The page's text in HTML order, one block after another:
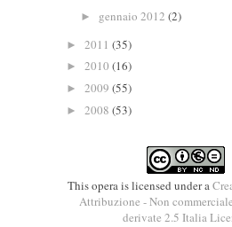
► gennaio 2012 (2)
► 2011 (35)
► 2010 (16)
► 2009 (55)
► 2008 (53)
This opera is licensed under a
Attribuzione - Non
derivate 2.5 Italia